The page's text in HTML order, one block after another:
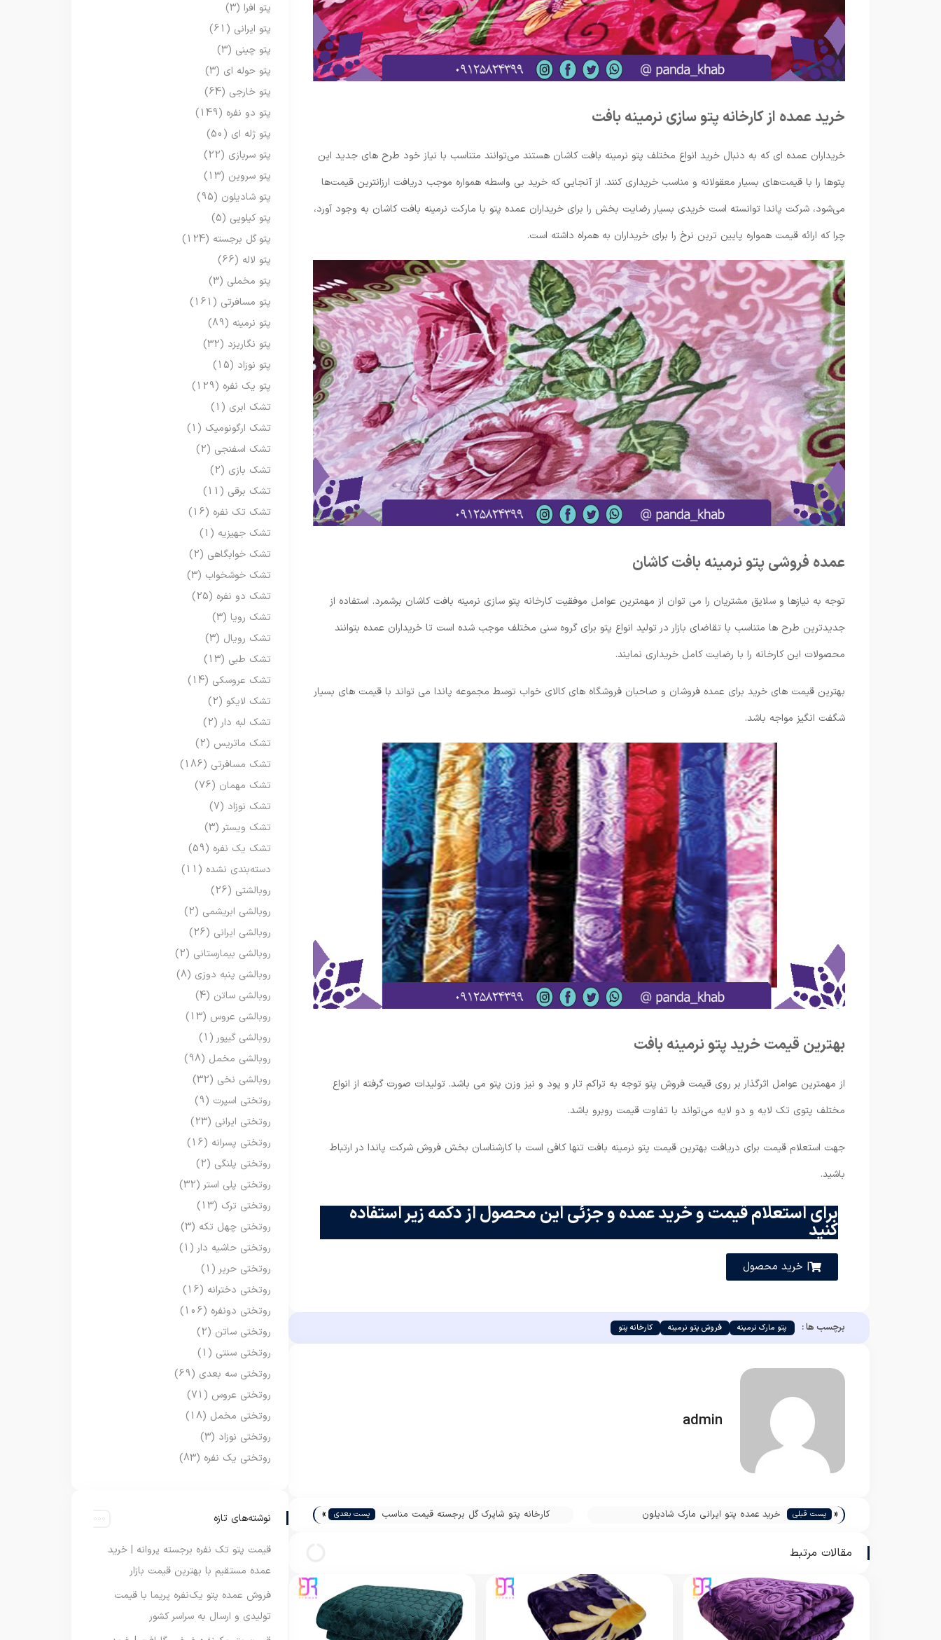
خرید عمده از کارخانه پتو سازی نرمینه بافت
خریداران عمده ای که به دنبال خرید انواع مختلف پتو نرمینه بافت کاشان هستند می‌توانند متناسب با نیاز خود طرح های جدید این
پتوها را با قیمت‌های بسیار معقولانه و مناسب خریداری کنند. از آنجایی که خرید بی واسطه همواره موجب دریافت ارزانترین قیمت‌ها
می‌شود، شرکت پاندا توانسته است خریدی بسیار رضایت بخش را برای خریداران عمده پتو با مارکت نرمینه بافت کاشان به وجود آورد،
چرا که ارائه قیمت همواره پایین ترین نرخ را برای خریداران به همراه داشته است.
عمده فروشی پتو نرمینه بافت کاشان
توجه به نیازها و سلایق مشتریان را می توان از مهمترین عوامل موفقیت کارخانه پتو سازی نرمینه بافت کاشان برشمرد. استفاده از
جدیدترین طرح ها متناسب با تقاضای بازار در تولید انواع پتو برای گروه سنی مختلف موجب شده است تا خریداران عمده بتوانند
محصولات این کارخانه را با رضایت کامل خریداری نمایند.
بهترین قیمت های خرید برای عمده فروشان و صاحبان فروشگاه های کالای خواب توسط مجموعه پاندا می تواند با قیمت های بسیار
شگفت انگیز مواجه باشد.
بهترین قیمت خرید پتو نرمینه بافت
از مهمترین عوامل اثرگذار بر روی قیمت فروش پتو توجه به تراکم تار و پود و نیز وزن پتو می باشد. تولیدات صورت گرفته از انواع
مختلف پتوی تک لایه و دو لایه می‌تواند با تفاوت قیمت روبرو باشد.
جهت استعلام قیمت برای دریافت بهترین قیمت پتو نرمینه بافت تنها کافی است با کارشناسان بخش فروش شرکت پاندا در ارتباط
باشید.
برای استعلام قیمت و خرید عمده و جزئی این محصول از دکمه زیر استفاده
کنید
| خرید محصول
برچسب ها : پتو مارک نرمینه فروش پتو نرمینه کارخانه پتو
admin
« پست قبلی خرید عمده پتو ایرانی مارک شادیلون کارخانه پتو شاپرک گل برجسته قیمت مناسب پست بعدی »
مقالات مرتبط
پتو افرا (3)
پتو ایرانی (61)
پتو چینی (3)
پتو حوله ای (3)
پتو خارجی (64)
پتو دو نفره (149)
پتو ژله ای (50)
پتو سربازی (22)
پتو سروین (13)
پتو شادیلون (95)
پتو کیلویی (5)
پتو گل برجسته (124)
پتو لاله (66)
پتو مخملی (3)
پتو مسافرتی (161)
پتو نرمینه (89)
پتو نگاریزد (32)
پتو نوزاد (15)
پتو یک نفره (129)
تشک ابری (1)
تشک ارگونومیک (1)
تشک اسفنجی (2)
تشک بازی (2)
تشک برقی (11)
تشک تک نفره (16)
تشک جهیزیه (1)
تشک خوابگاهی (2)
تشک خوشخواب (3)
تشک دو نفره (25)
تشک رویا (3)
تشک رویال (3)
تشک طبی (13)
تشک عروسکی (14)
تشک لایکو (2)
تشک لبه دار (2)
تشک ماتریس (2)
تشک مسافرتی (186)
تشک مهمان (76)
تشک نوزاد (7)
تشک ویستر (3)
تشک یک نفره (59)
دسته‌بندی نشده (11)
روبالشتی (26)
روبالشی ابریشمی (2)
روبالشی ایرانی (26)
روبالشی بیمارستانی (2)
روبالشی پنبه دوزی (8)
روبالشی ساتن (4)
روبالشی عروس (13)
روبالشی گیپور (1)
روبالشی مخمل (98)
روبالشی نخی (32)
روتختی اسپرت (9)
روتختی ایرانی (23)
روتختی پسرانه (16)
روتختی پلنگی (2)
روتختی پلی استر (32)
روتختی ترک (13)
روتختی چهل تکه (3)
روتختی حاشیه دار (1)
روتختی حریر (1)
روتختی دخترانه (16)
روتختی دونفره (106)
روتختی ساتن (2)
روتختی سنتی (1)
روتختی سه بعدی (69)
روتختی عروس (71)
روتختی مخمل (18)
روتختی نوزاد (3)
روتختی یک نفره (83)
نوشته‌های تازه
قیمت پتو تک نفره برجسته پروانه | خرید
عمده مستقیم با بهترین قیمت بازار
فروش عمده پتو یک‌نفره پریما با قیمت
تولیدی و ارسال به سراسر کشور